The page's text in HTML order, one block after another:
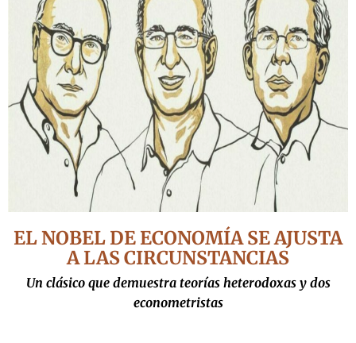
EL NOBEL DE ECONOMÍA SE AJUSTA
A LAS CIRCUNSTANCIAS
Un clásico que demuestra teorías heterodoxas y dos
econometristas